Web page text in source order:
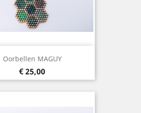
Oorbellen MAGUY
Prijs
€ 25,00